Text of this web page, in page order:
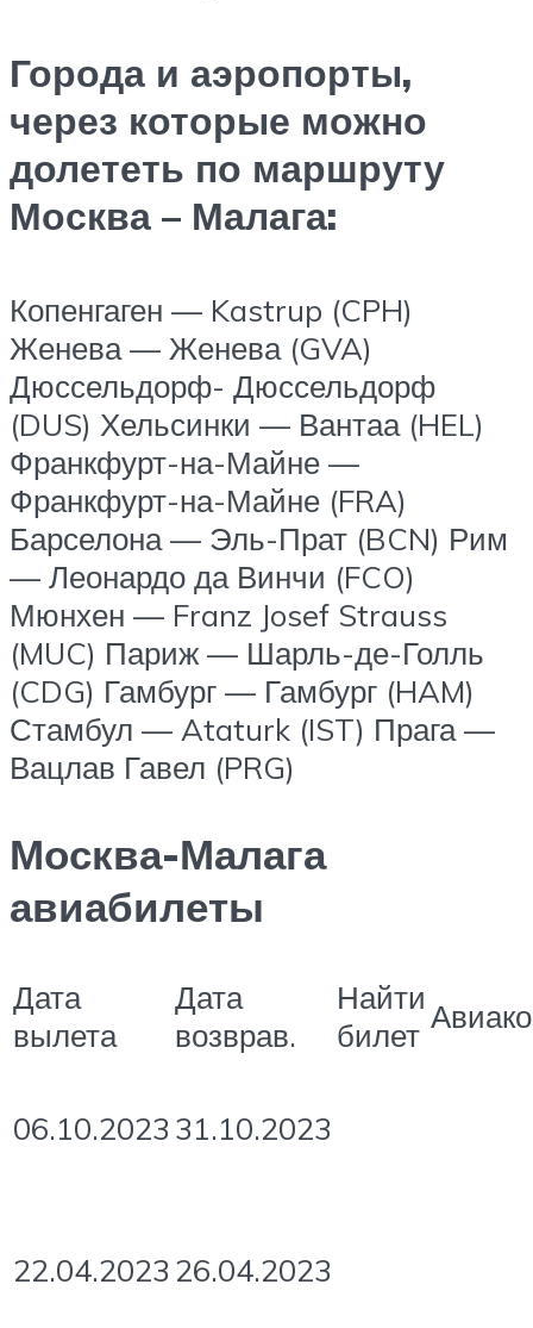
Города и аэропорты,
через которые можно
долететь по маршруту
Москва – Малага:
Копенгаген — Kastrup (CPH)
Женева — Женева (GVA)
Дюссельдорф- Дюссельдорф
(DUS) Хельсинки — Вантаа (HEL)
Франкфурт-на-Майне —
Франкфурт-на-Майне (FRA)
Барселона — Эль-Прат (BCN) Рим
— Леонардо да Винчи (FCO)
Мюнхен — Franz Josef Strauss
(MUC) Париж — Шарль-де-Голль
(CDG) Гамбург — Гамбург (HAM)
Стамбул — Ataturk (IST) Прага —
Вацлав Гавел (PRG)
Москва-Малага
авиабилеты
Дата
вылета
Дата
возврав.
Найти
билет
06.10.2023 31.10.2023
22.04.2023 26.04.2023